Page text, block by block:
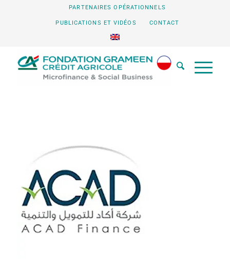
PARTENAIRES OPÉRATIONNELS
PUBLICATIONS ET VIDÉOS CONTACT